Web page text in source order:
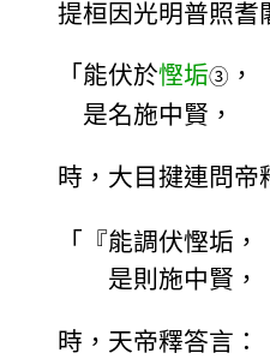
提桓因光明普照耆
「能伏於慳垢③
是名施中賢，
時，大目揵連問帝
「『能調伏慳垢
是則施中賢，
時，天帝釋答言：